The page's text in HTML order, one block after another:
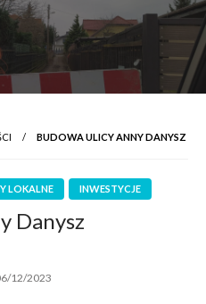
BUDOWA ULICY ANNY DANYSZ
LOKALNE INWESTYCJE
Danysz
12/2023